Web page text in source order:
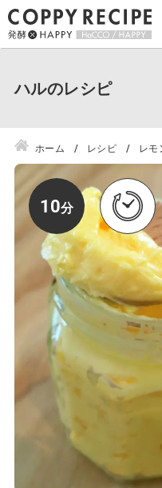
ハルのレシピ
ホーム レシピ レモ
10